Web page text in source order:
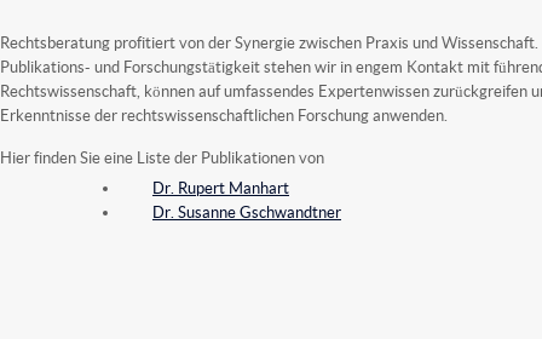
Rechtsberatung profitiert von der Synergie zwischen Praxis und
Publikations- und Forschungstätigkeit stehen wir in engem Kontakt mit
Rechtswissenschaft, können auf umfassendes Expertenwissen zurückgreifen
Erkenntnisse der rechtswissenschaftlichen Forschung anwenden.
Hier finden Sie eine Liste der Publikationen von
Dr. Rupert Manhart
Dr. Susanne Gschwandtner